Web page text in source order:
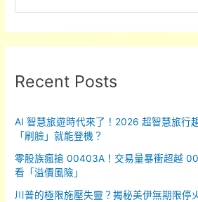
漲，
融
業
迎
來
黃
Recent Posts
AI 智慧旅遊時代來了！2026 超智慧旅行
「刷臉」就能登機？
零股族瘋搶 00403A！交易量暴衝超越
看「溢價風險」
川普的極限施壓失靈？揭秘美伊無期限停